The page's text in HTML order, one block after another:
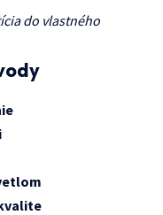
do vlastného